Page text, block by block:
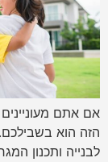
אם אתם
הזה הוא
לבנייה ותכנון